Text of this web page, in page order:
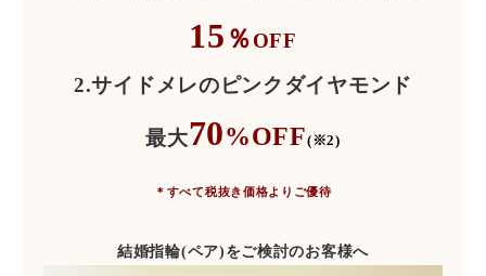
15 ％OFF
2.サイドメレのピンクダイヤモンド
最大70%OFF(※2)
＊すべて税抜き価格よりご優待
結婚指輪(ペア)をご検討のお客様へ